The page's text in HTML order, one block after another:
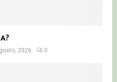
2026 0